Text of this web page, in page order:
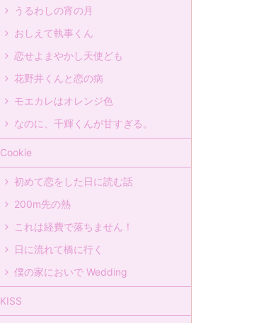
うるわしの宵の月
おしえて執事くん
恋せよまやかし天使ども
花野井くんと恋の病
モエカレはオレンジ色
なのに、千輝くんが甘すぎる。
Cookie
初めて恋をした日に読む話
200m先の熱
これは経費で落ちません！
日に流れて橋に行く
僕の家においで Wedding
KISS